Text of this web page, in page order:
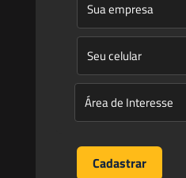
Informativos
Contato
Mudanças climáticas, risco
Plano Clima 2026 para as